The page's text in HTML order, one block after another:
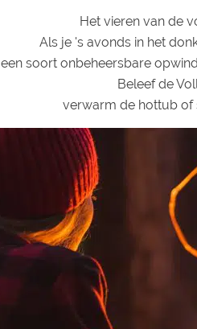
Het vieren van de
Als je 's avonds in het
een soort onbeheersbare
Beleef de
verwarm de hottub of